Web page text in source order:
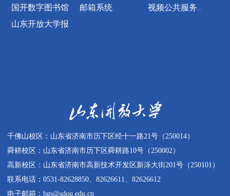
千佛山校区：山东省济南市历下区经十一路21号（250014）
舜耕校区：山东省济南市历下区舜耕路10号（250002）
高新校区：山东省济南市高新技术开发区新泺大街201号（250101）
联系电话：0531-82628850、82626611、82626612
电子邮箱：bgs@sdou.edu.cn